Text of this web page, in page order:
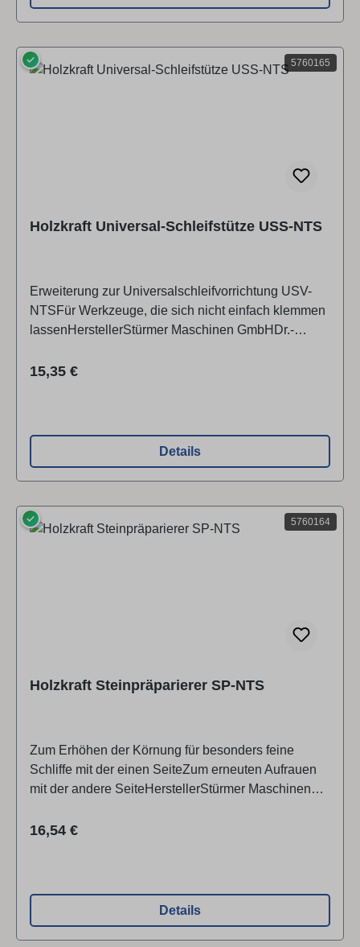
5760165
✓
Holzkraft Universal-Schleifstütze USS-NTS
Erweiterung zur Universalschleifvorrichtung USV-
NTSFür Werkzeuge, die sich nicht einfach klemmen
lassenHerstellerStürmer Maschinen GmbHDr.-
Deutschlandinfo@stuermer-maschinen.de
Regulärer Preis:
15,35 €
Details
5760164
✓
Holzkraft Steinpräparierer SP-NTS
Zum Erhöhen der Körnung für besonders feine
Schliffe mit der einen SeiteZum erneuten Aufrauen
mit der andere SeiteHerstellerStürmer Maschinen
Deutschlandinfo@stuermer-maschinen.de
Regulärer Preis:
16,54 €
Details